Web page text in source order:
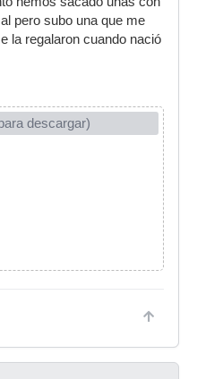
pero subo una que me
la regalaron cuando nació
descargar)